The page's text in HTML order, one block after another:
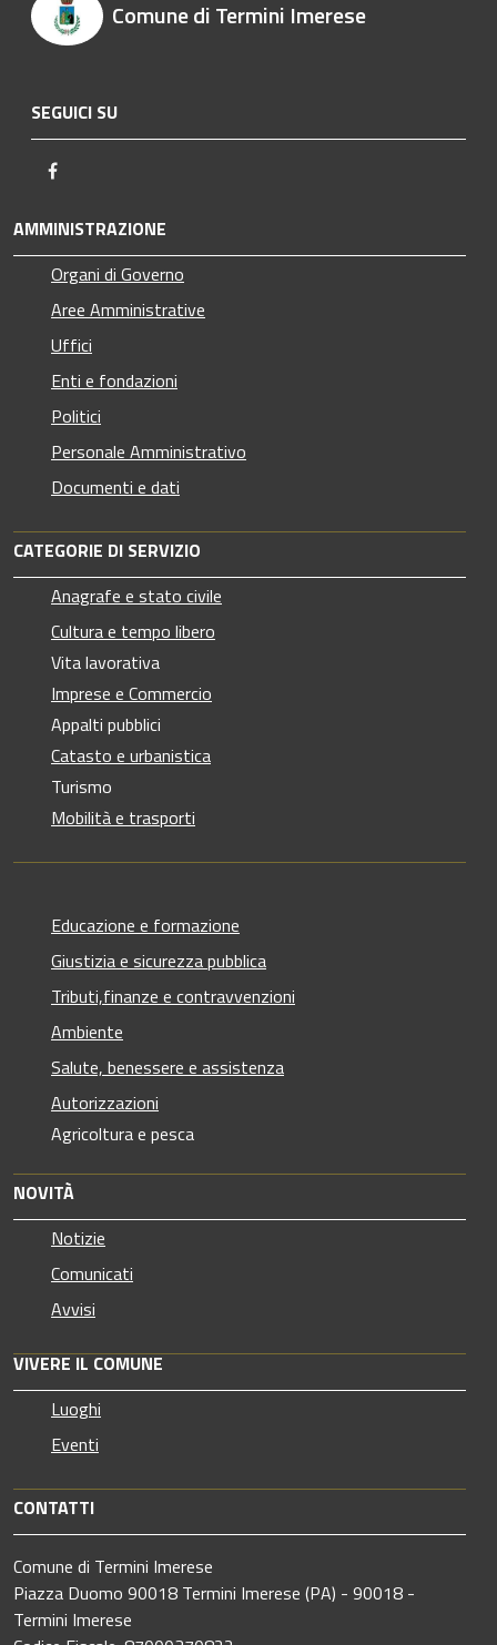
Comune di Termini Imerese
SEGUICI SU
AMMINISTRAZIONE
Organi di Governo
Aree Amministrative
Uffici
Enti e fondazioni
Politici
Personale Amministrativo
Documenti e dati
CATEGORIE DI SERVIZIO
Anagrafe e stato civile
Cultura e tempo libero
Vita lavorativa
Imprese e Commercio
Appalti pubblici
Catasto e urbanistica
Turismo
Mobilità e trasporti
Educazione e formazione
Giustizia e sicurezza pubblica
Tributi,finanze e contravvenzioni
Ambiente
Salute, benessere e assistenza
Autorizzazioni
Agricoltura e pesca
NOVITÀ
Notizie
Comunicati
Avvisi
VIVERE IL COMUNE
Luoghi
Eventi
CONTATTI
Comune di Termini Imerese
Piazza Duomo 90018 Termini Imerese (PA) - 90018 -
Termini Imerese